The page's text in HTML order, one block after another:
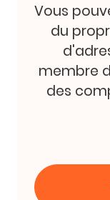
Vous
du
membre
des